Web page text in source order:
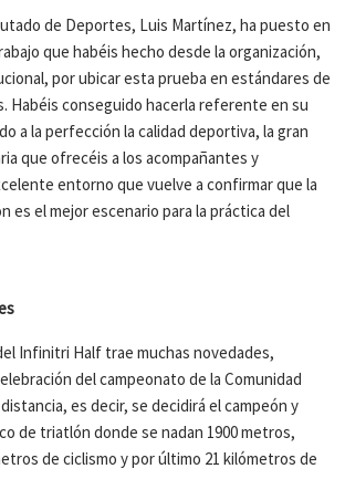
de Deportes, Luis Martínez, ha puesto en
que habéis hecho desde la organización,
por ubicar esta prueba en estándares de
Habéis conseguido hacerla referente en su
a la perfección la calidad deportiva, la gran
que ofrecéis a los acompañantes y
entorno que vuelve a confirmar que la
es el mejor escenario para la práctica del
Infinitri Half trae muchas novedades,
del campeonato de la Comunidad
es decir, se decidirá el campeón y
de triatlón donde se nadan 1900 metros,
de ciclismo y por último 21 kilómetros de